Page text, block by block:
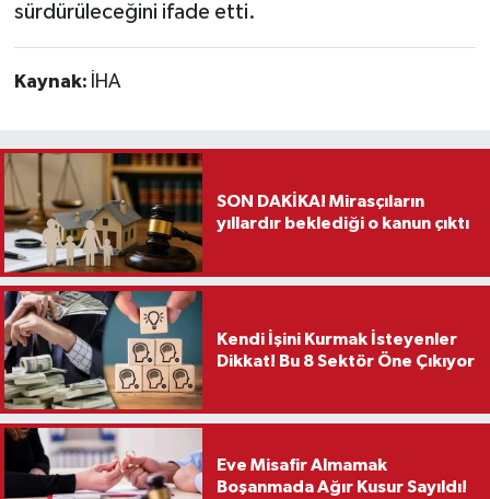
sürdürüleceğini ifade etti.
Kaynak: İHA
SON DAKİKA! Mirasçıların
yıllardır beklediği o kanun çıktı
Kendi İşini Kurmak İsteyenler
Dikkat! Bu 8 Sektör Öne Çıkıyor
Eve Misafir Almamak
Boşanmada Ağır Kusur Sayıldı!